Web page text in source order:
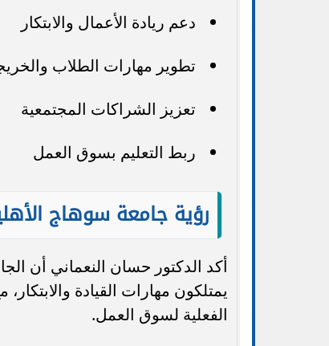
دعم ريادة الأعمال والابتكار
تطوير مهارات الطلاب
تعزيز الشراكات المجتمعية
ربط التعليم بسوق العمل
رؤية جامعة سوهاج
أكد الدكتور حسان النعماني أن
يمتلكون مهارات القيادة
الفعلية لسوق العمل.